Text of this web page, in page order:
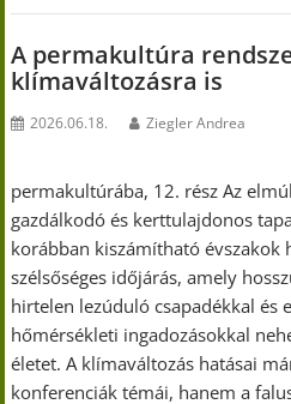
A permakultúra
klímaváltozásra is
2026.06.18. Ziegler Andrea
permakultúrába, 12. rész Az
gazdálkodó és kerttulajdonos
korábban kiszámítható évszakok
szélsőséges időjárás, amely
hirtelen lezúduló csapadékkal és
hőmérsékleti ingadozásokkal
életet. A klímaváltozás hatásai
konferenciák témái, hanem a